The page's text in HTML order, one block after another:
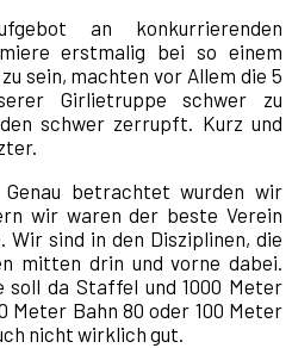
an konkurrierenden
erstmalig bei so einem
sein, machten vor Allem die 5
Girlietruppe schwer zu
schwer zerrupft. Kurz und
betrachtet wurden wir
wir waren der beste Verein
sind in den Disziplinen, die
mitten drin und vorne dabei.
soll da Staffel und 1000 Meter
Meter Bahn 80 oder 100 Meter
nicht wirklich gut.